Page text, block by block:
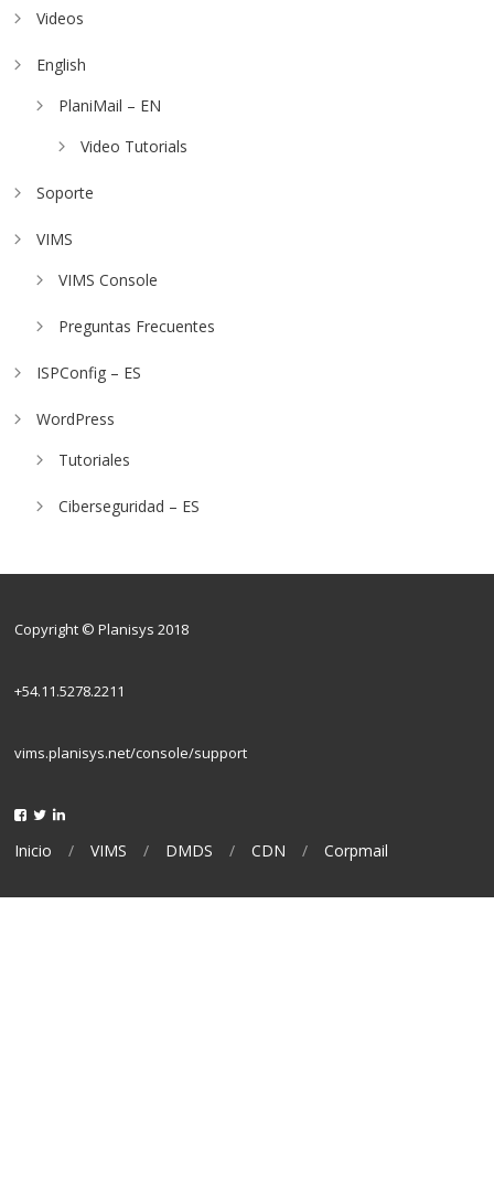
Videos
English
PlaniMail – EN
Video Tutorials
Soporte
VIMS
VIMS Console
Preguntas Frecuentes
ISPConfig – ES
WordPress
Tutoriales
Ciberseguridad – ES
Copyright © Planisys 2018
+54.11.5278.2211
vims.planisys.net/console/support
Inicio VIMS DMDS CDN Corpmail